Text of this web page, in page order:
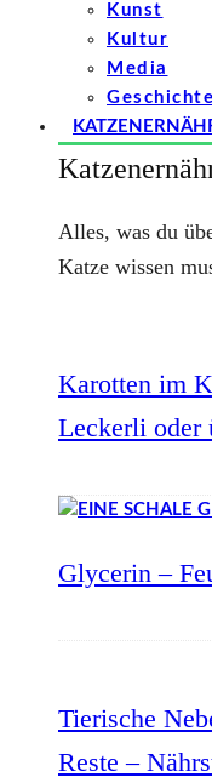
Kunst
Kultur
Media
Alles, was du
Katze wissen
Karotten im
Leckerli oder
Glycerin –
Tierische
Reste –